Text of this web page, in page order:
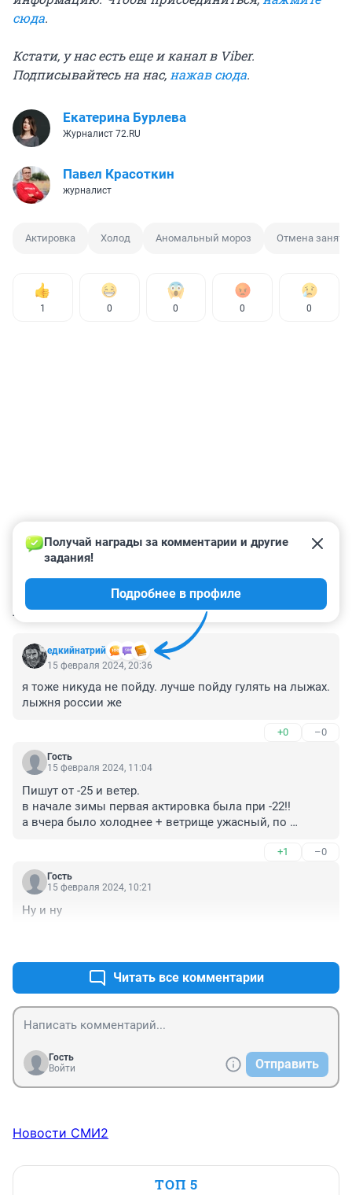
сюда.
Кстати, у нас есть еще и канал в Viber.
Подписывайтесь на нас,нажав сюда.
Екатерина Бурлева
Журналист 72.RU
Павел Красоткин
журналист
Актировка Холод Аномальный мороз Отмена
1 0 0 0 0
КОММЕНТАРИИ 50
едкийнатрий
Получай награды за комментарии и другие
задания!
Подробнее в профиле
15 февраля 2024, 20:36
я тоже никуда не пойду. лучше пойду гулять на лыжах.
лыжня россии же
+0 –0
Гость
15 февраля 2024, 11:04
Пишут от -25 и ветер.
в начале зимы первая актировка была при -22!!
а вчера было холоднее + ветрище ужасный, по
лешего вчера учились младшие классы?!!!!! Кто там
сидит и решает это?
+1 –0
Гость
15 февраля 2024, 10:21
Ну и ну
Читать все комментарии
Гость
Войти
Отправить
Новости СМИ2
ТОП 5